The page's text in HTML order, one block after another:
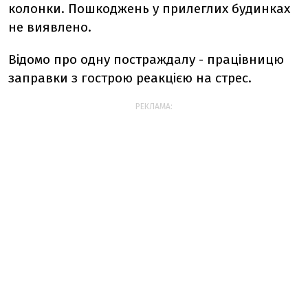
колонки. Пошкоджень у прилеглих будинках
не виявлено.
Відомо про одну постраждалу - працівницю
заправки з гострою реакцією на стрес.
РЕКЛАМА: